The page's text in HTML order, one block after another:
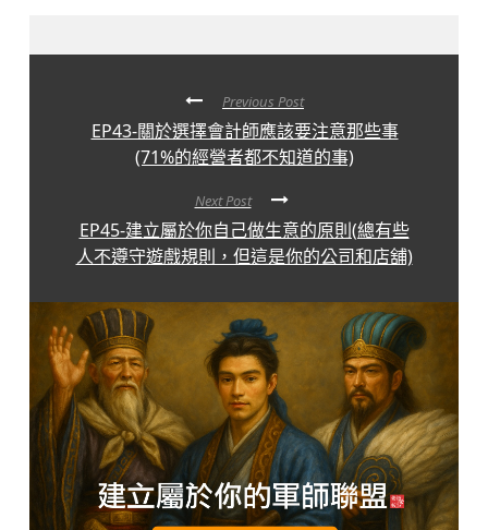
Previous Post
EP43-關於選擇會計師應該要注意那些事
(71%的經營者都不知道的事)
Next Post
EP45-建立屬於你自己做生意的原則(總有些
人不遵守遊戲規則，但這是你的公司和店舖)